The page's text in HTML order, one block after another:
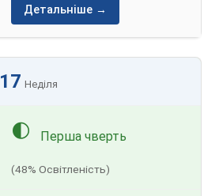
Детальніше →
17 Неділя
🌓 Перша чверть
(48% Освітленість)